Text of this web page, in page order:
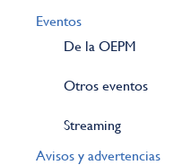
Eventos
De la OEPM
Otros eventos
Streaming
Avisos y advertencias